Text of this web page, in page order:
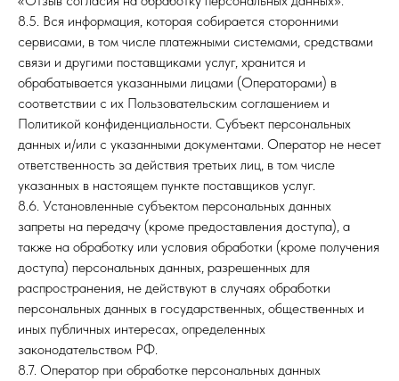
8.5. Вся информация, которая собирается сторонними
сервисами, в том числе платежными системами, средствами
связи и другими поставщиками услуг, хранится и
обрабатывается указанными лицами (Операторами) в
соответствии с их Пользовательским соглашением и
Политикой конфиденциальности. Субъект персональных
данных и/или с указанными документами. Оператор не несет
ответственность за действия третьих лиц, в том числе
указанных в настоящем пункте поставщиков услуг.
8.6. Установленные субъектом персональных данных
запреты на передачу (кроме предоставления доступа), а
также на обработку или условия обработки (кроме получения
доступа) персональных данных, разрешенных для
распространения, не действуют в случаях обработки
персональных данных в государственных, общественных и
иных публичных интересах, определенных
законодательством РФ.
8.7. Оператор при обработке персональных данных